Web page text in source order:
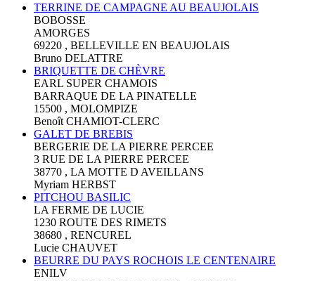
TERRINE DE CAMPAGNE AU BEAUJOLAIS
BOBOSSE
AMORGES
69220 , BELLEVILLE EN BEAUJOLAIS
Bruno DELATTRE
BRIQUETTE DE CHÈVRE
EARL SUPER CHAMOIS
BARRAQUE DE LA PINATELLE
15500 , MOLOMPIZE
Benoît CHAMIOT-CLERC
GALET DE BREBIS
BERGERIE DE LA PIERRE PERCEE
3 RUE DE LA PIERRE PERCEE
38770 , LA MOTTE D AVEILLANS
Myriam HERBST
PITCHOU BASILIC
LA FERME DE LUCIE
1230 ROUTE DES RIMETS
38680 , RENCUREL
Lucie CHAUVET
BEURRE DU PAYS ROCHOIS LE CENTENAIRE
ENILV